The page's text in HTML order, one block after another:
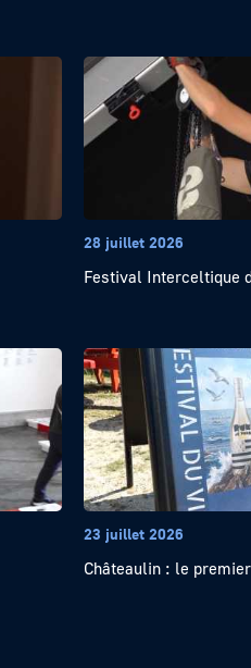
28 juillet 2026
Festival Interceltique
23 juillet 2026
Châteaulin : le